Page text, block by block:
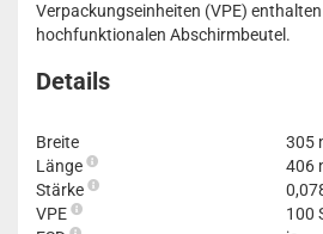
Verpackungseinheiten (VPE)
hochfunktionalen Abschirmbeutel.
Details
Breite
305
Länge
406
Stärke
VPE
100